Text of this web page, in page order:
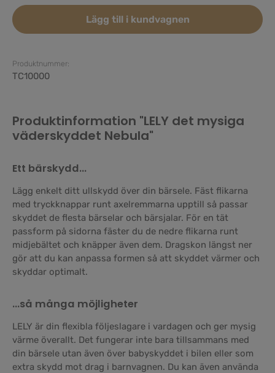
Lägg till i kundvagnen
Produktnummer:
TC10000
Produktinformation "LELY det mysiga
väderskyddet Nebula"
Ett bärskydd…
Lägg enkelt ditt ullskydd över din bärsele. Fäst flikarna
med tryckknappar runt axelremmarna upptill så passar
skyddet de flesta bärselar och bärsjalar. För en tät
passform på sidorna fäster du de nedre flikarna runt
midjebältet och knäpper även dem. Dragskon längst ner
gör att du kan anpassa formen så att skyddet värmer och
skyddar optimalt.
…så många möjligheter
LELY är din flexibla följeslagare i vardagen och ger mysig
värme överallt. Det fungerar inte bara tillsammans med
din bärsele utan även över babyskyddet i bilen eller som
extra skydd mot drag i barnvagnen. Du kan även använda